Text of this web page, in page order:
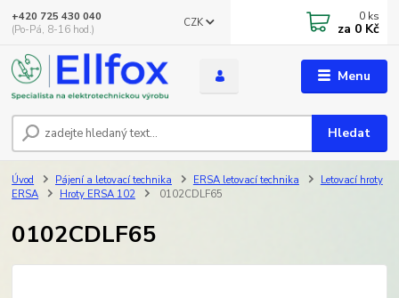
Menu
CZK
Hledat
+420 725 430 040
(Po-Pá, 8-16 hod.)
0 ks
za 0 Kč
Úvod Pájení a letovací technika ERSA letovací technika
Letovací hroty
ERSA
Hroty ERSA 102 0102CDLF65
0102CDLF65